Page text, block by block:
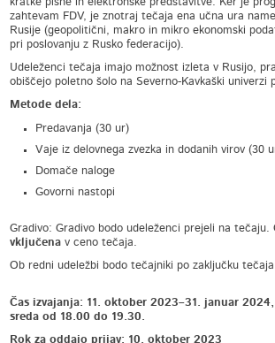
zahtevam FDV, je znotraj tečaja ena učna ura
Rusije (geopolitični, makro in mikro ekonomski
pri poslovanju z Rusko federacijo).
Udeleženci tečaja imajo možnost izleta v Rusijo,
obiščejo poletno šolo na Severno-Kavkaški univerzi
Metode dela:
Predavanja (30 ur)
Vaje iz delovnega zvezka in dodanih virov (30
Domače naloge
Govorni nastopi
Gradivo: Gradivo bodo udeleženci prejeli na
vključena v ceno tečaja.
Ob redni udeležbi bodo tečajniki po zaključku
Čas izvajanja: 11. oktober 2023–31. januar
sreda od 18.00 do 19.30.
Rok za oddajo prijav: 10. oktober 2023